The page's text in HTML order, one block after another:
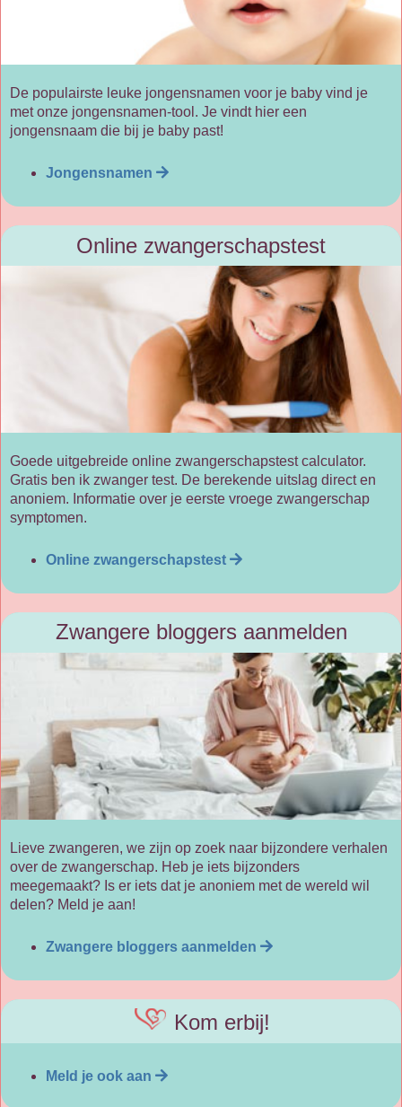
De populairste leuke jongensnamen voor je baby vind je
met onze jongensnamen-tool. Je vindt hier een
jongensnaam die bij je baby past!
Jongensnamen
Online zwangerschapstest
Goede uitgebreide online zwangerschapstest calculator.
Gratis ben ik zwanger test. De berekende uitslag direct en
anoniem. Informatie over je eerste vroege zwangerschap
symptomen.
Online zwangerschapstest
Zwangere bloggers aanmelden
Lieve zwangeren, we zijn op zoek naar bijzondere verhalen
over de zwangerschap. Heb je iets bijzonders
meegemaakt? Is er iets dat je anoniem met de wereld wil
delen? Meld je aan!
Zwangere bloggers aanmelden
Kom erbij!
Meld je ook aan